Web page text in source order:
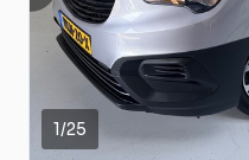
1/25